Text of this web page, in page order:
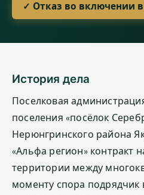
✓ Отказ во включении
История дела
Поселковая
поселения «посёлок
Нерюнгринского района
«Альфа регион» контракт
территории между
моменту спора подрядчик